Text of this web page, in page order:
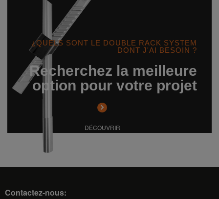
¿QUELS SONT LE DOUBLE RACK SYSTEM
DONT J'AI BESOIN ?
Recherchez la meilleure
option pour votre projet
DÉCOUVRIR
Contactez-nous: